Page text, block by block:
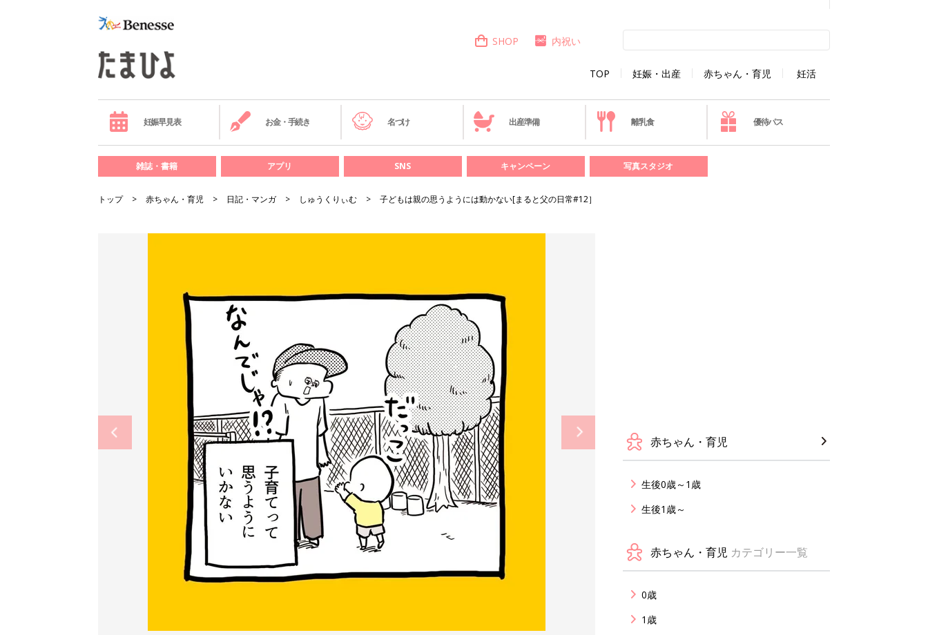
TOP 妊娠・出産 赤ちゃん・育児 妊活
SHOP 内祝い
妊娠早見表 お金・手続き 名づけ 出産準備 離乳食 優待パス
雑誌・書籍 アプリ SNS キャンペーン 写真スタジオ
トップ 赤ちゃん・育児 日記・マンガ しゅうくりぃむ 子どもは親の思うようには動かない[まると父の日常#12］
赤ちゃん・育児
生後0歳～1歳
生後1歳～
赤ちゃん・育児 カテゴリー一覧
0歳
1歳